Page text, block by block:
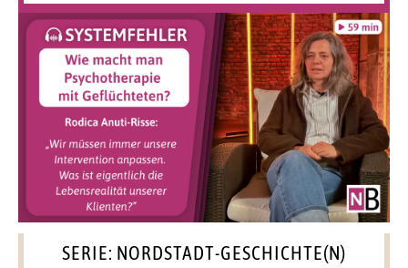
SERIE: NORDSTADT-GESCHICHTE(N)